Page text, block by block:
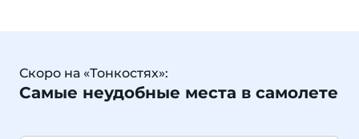
Скоро на «Тонкостях»:
Самые неудобные места в самолете